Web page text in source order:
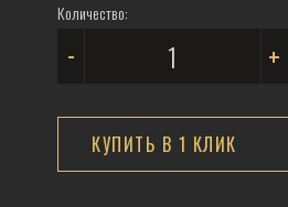
Количество:
- +
КУПИТЬ В 1 КЛИК